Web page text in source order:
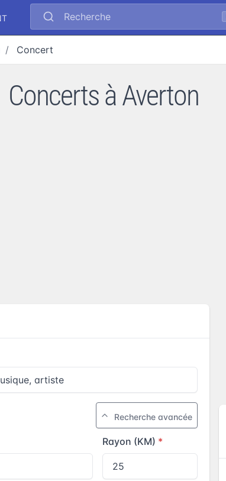
Recherche
Concert
Concerts à Averton
Recherche avancée
Rayon (KM)